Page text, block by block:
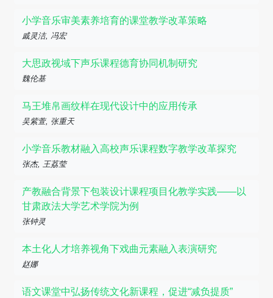
小学音乐审美素养培育的课堂教学改革策略
戚灵洁, 冯宏
大思政视域下声乐课程德育协同机制研究
魏伦基
马王堆帛画纹样在现代设计中的应用传承
吴紫萱, 张重天
小学音乐教材融入高校声乐课程数字教学改革探究
张杰, 王荔莹
产教融合背景下包装设计课程项目化教学实践——以
甘肃政法大学艺术学院为例
张钟灵
本土化人才培养视角下戏曲元素融入表演研究
赵娜
语文课堂中弘扬传统文化新课程，促进“减负提质”